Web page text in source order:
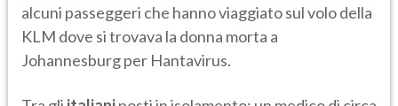
alcuni passeggeri che hanno viaggiato sul volo della
KLM dove si trovava la donna morta a
Johannesburg per Hantavirus.